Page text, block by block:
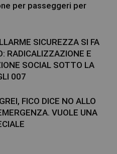
per passeggeri per
SICUREZZA SI FA
RADICALIZZAZIONE E
SOCIAL SOTTO LA
007
FICO DICE NO ALLO
VUOLE UNA